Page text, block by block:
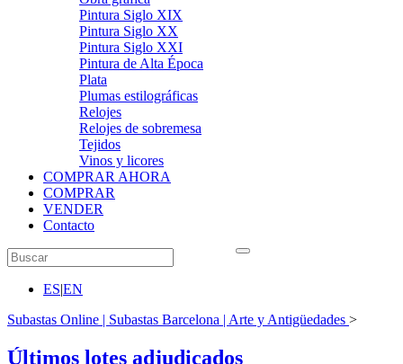
Pintura Siglo XIX
Pintura Siglo XX
Pintura Siglo XXI
Pintura de Alta Época
Plata
Plumas estilográficas
Relojes
Relojes de sobremesa
Tejidos
Vinos y licores
COMPRAR AHORA
COMPRAR
VENDER
Contacto
ES|EN
Subastas Online | Subastas Barcelona | Arte y Antigüedades >
Últimos lotes adjudicados